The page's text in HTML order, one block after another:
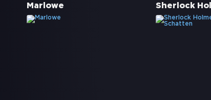
Marlowe